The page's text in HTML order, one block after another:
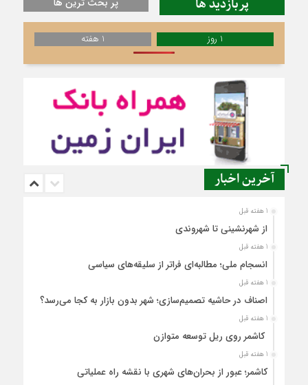
پربازدید ها
1 روز 1 هفته
آخرین اخبار
1 هفته قبل
از شهرنشینی تا شهروندی
1 هفته قبل
انسجام ملی؛ مطالبه‌ای فراتر از سلیقه‌های سیاسی
1 هفته قبل
اصناف در حاشیه تصمیم‌سازی؛ شهر بدون بازار به کجا می‌رسد؟
1 هفته قبل
کاشمر روی ریل توسعه متوازن
1 هفته قبل
کاشمر؛ عبور از بحران‌های شهری با نقشه راه عملیاتی